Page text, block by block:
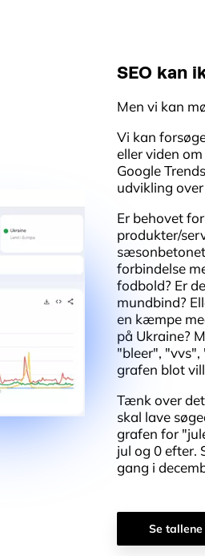
SEO kan
Men vi kan
Vi kan
eller viden
Google
udvikling
Er behovet
produkter/
forbindelse
fodbold? Er
mundbind?
en kæmpe
på Ukraine?
"bleer", "vvs",
grafen blot
Tænk over
skal lave
grafen for
jul og 0 efter.
gang i
Se